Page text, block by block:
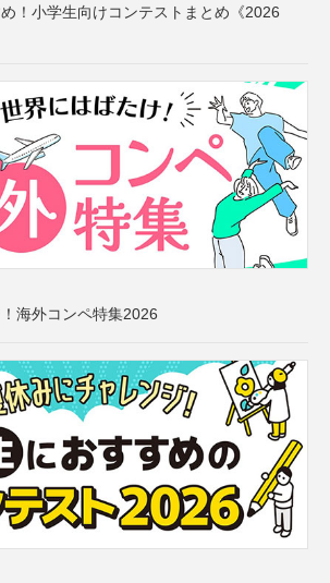
！小学生向けコンテストまとめ《2026
海外コンペ特集2026